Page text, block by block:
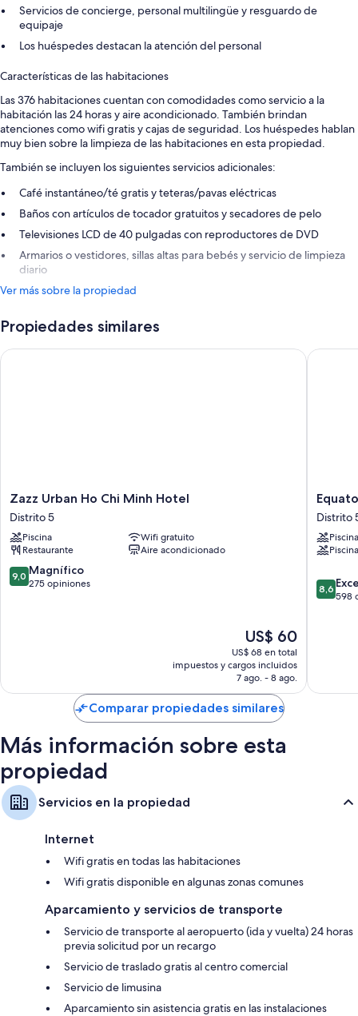
Servicios de concierge, personal multilingüe y resguardo de
equipaje
Los huéspedes destacan la atención del personal
Características de las habitaciones
Las 376 habitaciones cuentan con comodidades como servicio a la
habitación las 24 horas y aire acondicionado. También brindan
atenciones como wifi gratis y cajas de seguridad. Los huéspedes hablan
muy bien sobre la limpieza de las habitaciones en esta propiedad.
También se incluyen los siguientes servicios adicionales:
Café instantáneo/té gratis y teteras/pavas eléctricas
Baños con artículos de tocador gratuitos y secadores de pelo
Televisiones LCD de 40 pulgadas con reproductores de DVD
Armarios o vestidores, sillas altas para bebés y servicio de limpieza
diario
Ver más sobre la propiedad
Propiedades similares
Zazz
Urban
Ho
Chi
Minh
Hotel
Distrito
Zazz Urban Ho Chi Minh Hotel
Distrito 5
Piscina
Wifi gratuito
Restaurante
Aire acondicionado
9.0
de
9,0 Magnífico
275 opiniones
El
precio
actual
es
de
US$ 60
US$ 60
US$ 68 en total
impuestos y cargos incluidos
7 ago. - 8 ago.
Zazz Urban Ho Chi Minh Hotel
Ho
Chi
Minh
City
5
Distrito
Piscina
8.6
de
8,6
598
Comparar propiedades similares
Más información sobre esta
propiedad
Servicios en la propiedad
Internet
Wifi gratis en todas las habitaciones
Wifi gratis disponible en algunas zonas comunes
Aparcamiento y servicios de transporte
Servicio de transporte al aeropuerto (ida y vuelta) 24 horas
previa solicitud por un recargo
Servicio de traslado gratis al centro comercial
Servicio de limusina
Aparcamiento sin asistencia gratis en las instalaciones